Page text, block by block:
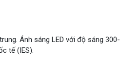
Ánh sáng LED với độ sáng 300-
tế (IES).